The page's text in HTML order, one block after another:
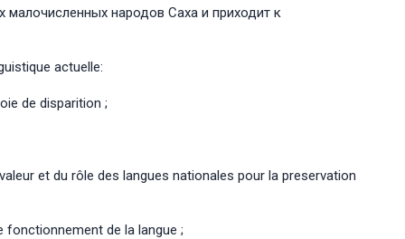
народов Саха и приходит к
actuelle:
de disparition ;
et du rôle des langues nationales pour la preservation
de la langue ;